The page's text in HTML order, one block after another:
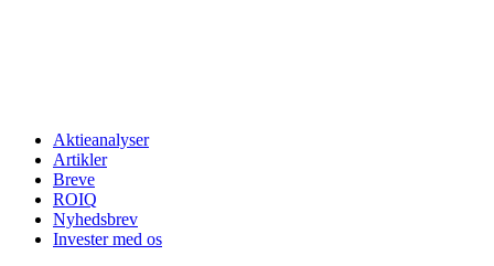
Aktieanalyser
Artikler
Breve
ROIQ
Nyhedsbrev
Invester med os